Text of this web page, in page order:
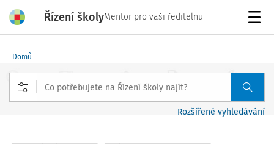
Řízení školyMentor pro vaši ředitelnu
Domů
Rozšířené vyhledávání